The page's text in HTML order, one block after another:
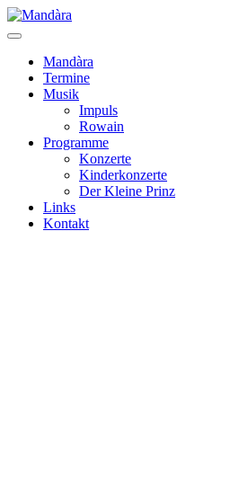
Mandàra
Termine
Musik
Impuls
Rowain
Programme
Konzerte
Kinderkonzerte
Der Kleine Prinz
Links
Kontakt